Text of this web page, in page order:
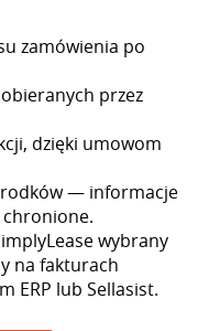
zamówienia po
przez
dzięki umowom
— informacje
chronione.
wybrany
na fakturach
ERP lub Sellasist.